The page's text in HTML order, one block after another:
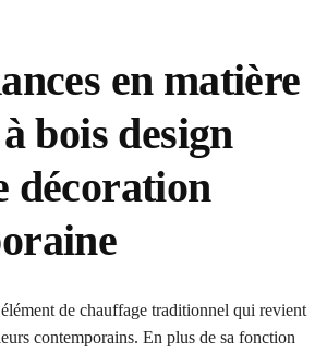
en matière
bois design
décoration
de chauffage traditionnel qui revient
contemporains. En plus de sa fonction